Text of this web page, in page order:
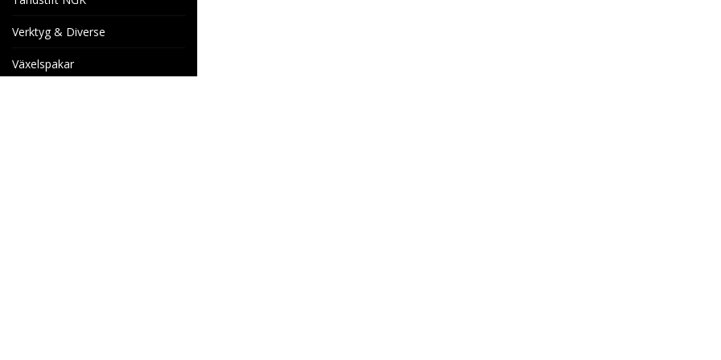
Verktyg & Diverse
Växelspakar